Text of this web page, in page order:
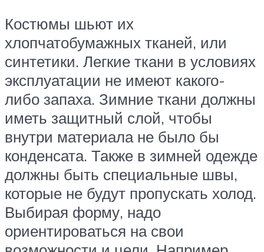
Костюмы шьют их
хлопчатобумажных тканей, или
синтетики. Легкие ткани в условиях
эксплуатации не имеют какого-
либо запаха. Зимние ткани должны
иметь защитный слой, чтобы
внутри материала не было бы
конденсата. Также в зимней одежде
должны быть специальные швы,
которые не будут пропускать холод.
Выбирая форму, надо
ориентироваться на свои